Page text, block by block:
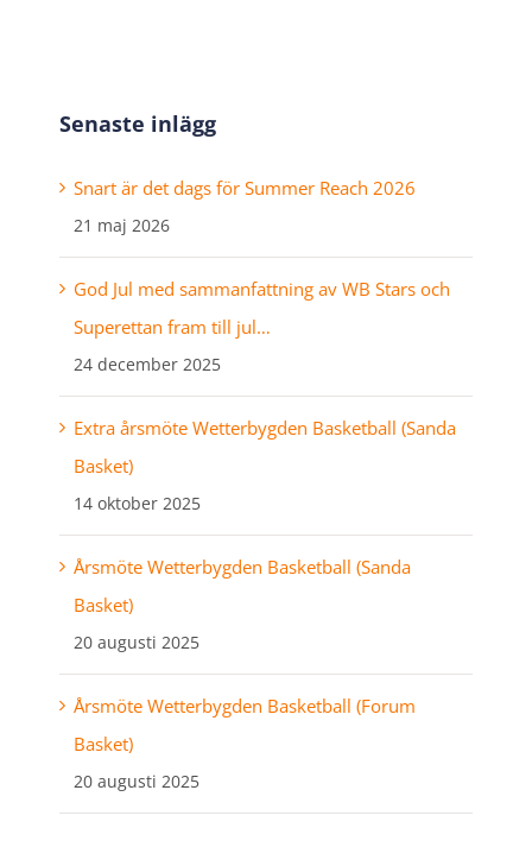
Senaste inlägg
Snart är det dags för Summer Reach 2026
21 maj 2026
God Jul med sammanfattning av WB Stars och
Superettan fram till jul…
24 december 2025
Extra årsmöte Wetterbygden Basketball (Sanda
Basket)
14 oktober 2025
Årsmöte Wetterbygden Basketball (Sanda
Basket)
20 augusti 2025
Årsmöte Wetterbygden Basketball (Forum
Basket)
20 augusti 2025